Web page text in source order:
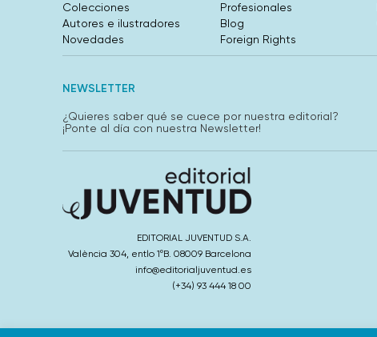
Colecciones
Autores e ilustradores
Novedades
Profesionales
Blog
Foreign Rights
NEWSLETTER
¿Quieres saber qué se cuece por nuestra editorial?
¡Ponte al día con nuestra Newsletter!
EDITORIAL JUVENTUD S.A.
València 304, entlo 1ºB. 08009 Barcelona
info@editorialjuventud.es
(+34) 93 444 18 00